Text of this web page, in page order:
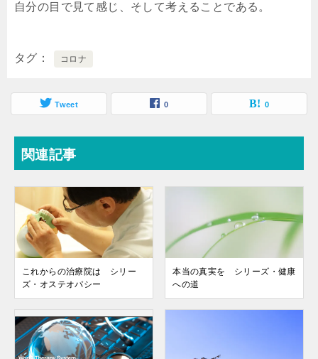
自分の目で見て感じ、そして考えることである。
タグ コロナ
Tweet 0 0
関連記事
これからの治療院は シリー
ズ・オステオパシー
本当の真実を シリーズ・健康
への道